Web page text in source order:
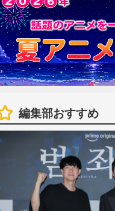
編集部おすすめ